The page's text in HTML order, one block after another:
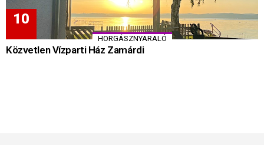
HORGÁSZNYARALÓ
Közvetlen Vízparti Ház Zamárdi